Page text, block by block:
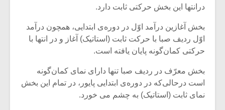
درانتها این بخش حرکتی ثابت دارد.
بخش آغازین درآمد اوّل در دوره‌ی ابتدایی، همچون درآمد
اوّل ردیف صبا با حرکت ثابت (استاتیک) آغاز و در انتها با
حرکتی کمان‌گونه پایان یافته است.
بخش معرّف در ردیف صبا تنها دارای نمای کمان‌گونه
است درحالی‌که در دوره‌ی ابتدایی پایور، در تمام این بخش
نمای ثابت (استاتیک) به چشم می خورد.